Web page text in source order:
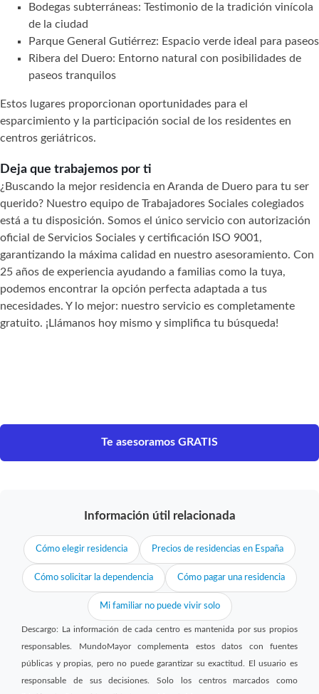
Bodegas subterráneas: Testimonio de la tradición vinícola
de la ciudad
Parque General Gutiérrez: Espacio verde ideal para paseos
Ribera del Duero: Entorno natural con posibilidades de
paseos tranquilos
Estos lugares proporcionan oportunidades para el
esparcimiento y la participación social de los residentes en
centros geriátricos.
Deja que trabajemos por ti
¿Buscando la mejor residencia en Aranda de Duero para tu ser
querido? Nuestro equipo de Trabajadores Sociales colegiados
está a tu disposición. Somos el único servicio con autorización
oficial de Servicios Sociales y certificación ISO 9001,
garantizando la máxima calidad en nuestro asesoramiento. Con
25 años de experiencia ayudando a familias como la tuya,
podemos encontrar la opción perfecta adaptada a tus
necesidades. Y lo mejor: nuestro servicio es completamente
gratuito. ¡Llámanos hoy mismo y simplifica tu búsqueda!
Te asesoramos GRATIS
Información útil relacionada
Cómo elegir residencia Precios de residencias en España
Cómo solicitar la dependencia Cómo pagar una residencia
Mi familiar no puede vivir solo
Descargo: La información de cada centro es mantenida por sus propios
responsables. MundoMayor complementa estos datos con fuentes
públicas y propias, pero no puede garantizar su exactitud. El usuario es
responsable de sus decisiones. Solo los centros marcados como